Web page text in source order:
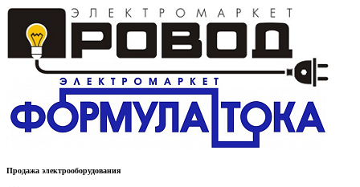
Продажа электрооборудования